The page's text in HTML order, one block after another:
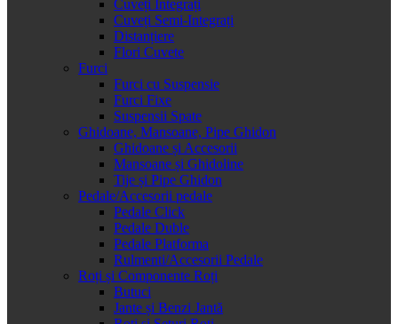
Cuveți Integrați
Cuveți Semi-Integrați
Distanțiere
Flori Cuvete
Furci
Furci cu Suspensie
Furci Fixe
Suspensii Spate
Ghidoane, Mansoane, Pipe Ghidon
Ghidoane și Accesorii
Mansoane și Ghidoline
Tije și Pipe Ghidon
Pedale/Accesorii pedale
Pedale Click
Pedale Duble
Pedale Platforma
Rulmenti/Accesorii Pedale
Roți și Componente Roți
Butuci
Jante și Benzi Jantă